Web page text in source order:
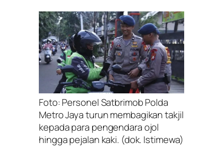
Foto: Personel Satbrimob Polda
Metro Jaya turun membagikan takjil
kepada para pengendara ojol
hingga pejalan kaki. (dok. Istimewa)